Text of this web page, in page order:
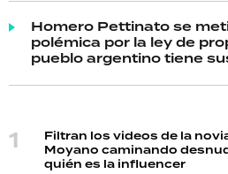
Homero Pettinato se
polémica por la ley de
pueblo argentino tiene
Filtran los videos de la
Moyano caminando
quién es la influencer